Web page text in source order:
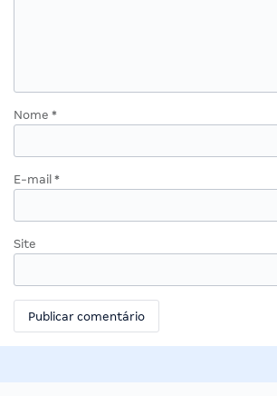
Nome *
E-mail *
Site